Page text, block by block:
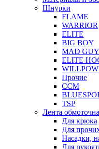
Шнурки
FLAME
WARRIOR
ELITE
BIG BOY
MAD GUY
ELITE
Прочие
CCM
TSP
Лента
Для крюка
Для
Насадки,
Для